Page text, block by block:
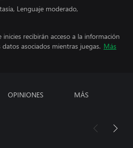
Lenguaje moderado,
recibirán acceso a la información
asociados mientras juegas. Más
OPINIONES MÁS